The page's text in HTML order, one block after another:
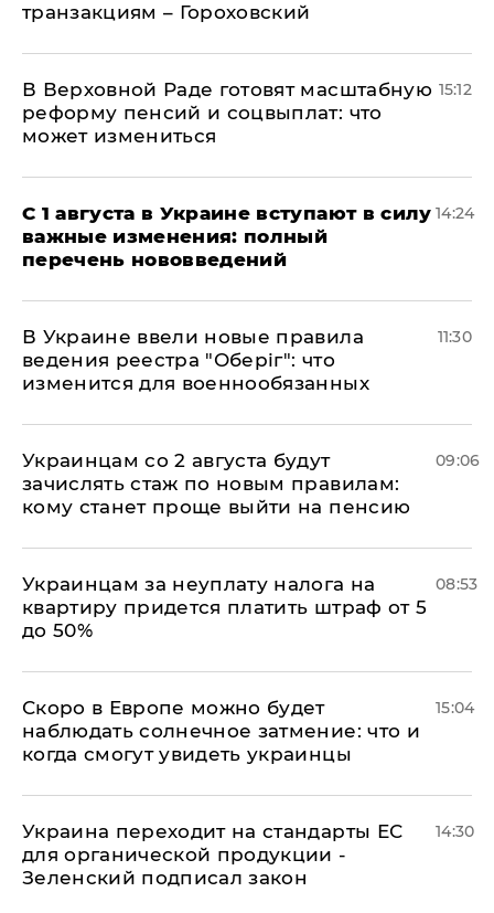
транзакциям – Гороховский
В Верховной Раде готовят масштабную
реформу пенсий и соцвыплат: что
может измениться
15:12
С 1 августа в Украине вступают в силу
важные изменения: полный
перечень нововведений
14:24
В Украине ввели новые правила
ведения реестра "Оберіг": что
изменится для военнообязанных
11:30
Украинцам со 2 августа будут
зачислять стаж по новым правилам:
кому станет проще выйти на пенсию
09:06
Украинцам за неуплату налога на
квартиру придется платить штраф от 5
до 50%
08:53
Скоро в Европе можно будет
наблюдать солнечное затмение: что и
когда смогут увидеть украинцы
15:04
Украина переходит на стандарты ЕС
для органической продукции -
Зеленский подписал закон
14:30